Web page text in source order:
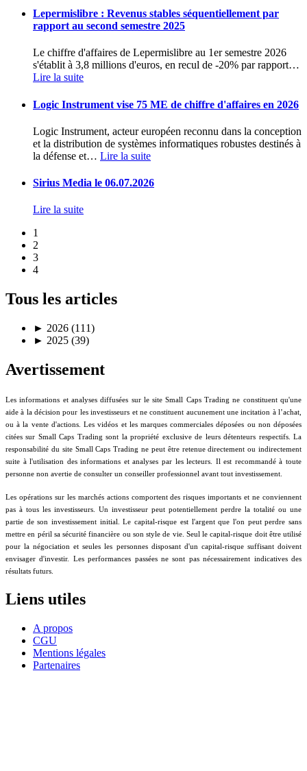
Lepermislibre : Revenus stables séquentiellement par
rapport au second semestre 2025
Le chiffre d'affaires de Lepermislibre au 1er semestre 2026
s'établit à 3,8 millions d'euros, en recul de -20% par rapport…
Lire la suite
Logic Instrument vise 75 ME de chiffre d'affaires en 2026
Logic Instrument, acteur européen reconnu dans la conception
et la distribution de systèmes informatiques robustes destinés à
la défense et… Lire la suite
Sirius Media le 06.07.2026
Lire la suite
1
2
3
4
Tous les articles
► 2026 (111)
► 2025 (39)
Avertissement
Les informations et analyses diffusées sur le site Small Caps Trading ne constituent qu'une
aide à la décision pour les investisseurs et ne constituent aucunement une incitation à l’achat,
ou à la vente d'actions. Les vidéos et les marques commerciales déposées ou non déposées
citées sur Small Caps Trading sont la propriété exclusive de leurs détenteurs respectifs. La
responsabilité du site Small Caps Trading ne peut être retenue directement ou indirectement
suite à l'utilisation des informations et analyses par les lecteurs. Il est recommandé à toute
personne non avertie de consulter un conseiller professionnel avant tout investissement.
Les opérations sur les marchés actions comportent des risques importants et ne conviennent
pas à tous les investisseurs. Un investisseur peut potentiellement perdre la totalité ou une
partie de son investissement initial. Le capital-risque est l'argent que l'on peut perdre sans
mettre en péril sa sécurité financière ou son style de vie. Seul le capital-risque doit être utilisé
pour la négociation et seules les personnes disposant d'un capital-risque suffisant doivent
envisager d'investir. Les performances passées ne sont pas nécessairement indicatives des
résultats futurs.
Liens utiles
A propos
CGU
Mentions légales
Partenaires